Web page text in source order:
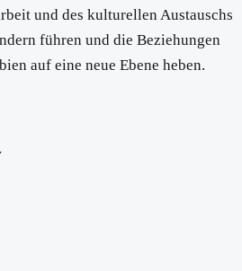
und des kulturellen Austauschs
führen und die Beziehungen
auf eine neue Ebene heben.